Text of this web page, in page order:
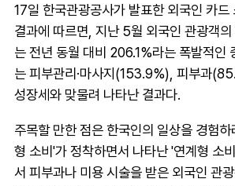
17일 한국관광공사가 발표한 외국인 카드
결과에 따르면, 지난 5월 외국인 관광객의
는 전년 동월 대비 206.1%라는 폭발적인
는 피부관리·마사지(153.9%), 피부과
성장세와 맞물려 나타난 결과다.
주목할 만한 점은 한국인의 일상을 경험
형 소비'가 정착하면서 나타난 '연계형 소
서 피부과나 미용 시술을 받은 외국인 관